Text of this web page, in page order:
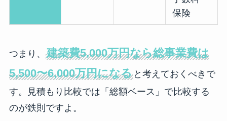
保険
つまり、 建築費5,000万円なら総事業費は
5,500〜6,000万円になると考えておくべきで
す。見積もり比較では「総額ベース」で比較する
のが鉄則ですよ。